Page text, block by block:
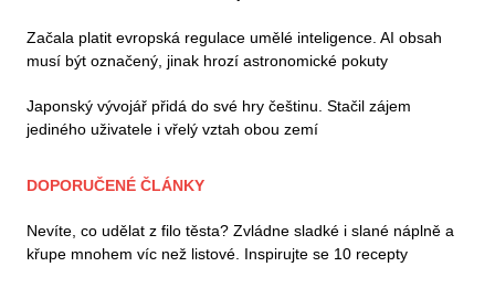
Začala platit evropská regulace umělé inteligence. AI obsah
musí být označený, jinak hrozí astronomické pokuty
Japonský vývojář přidá do své hry češtinu. Stačil zájem
jediného uživatele i vřelý vztah obou zemí
DOPORUČENÉ ČLÁNKY
Nevíte, co udělat z filo těsta? Zvládne sladké i slané náplně a
křupe mnohem víc než listové. Inspirujte se 10 recepty